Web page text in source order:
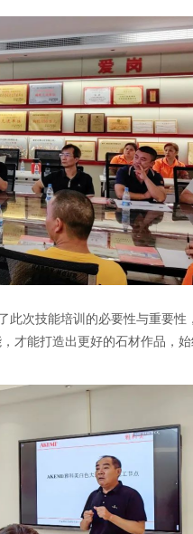
次技能培训的必要性与重要性
才能打造出更好的石材作品，